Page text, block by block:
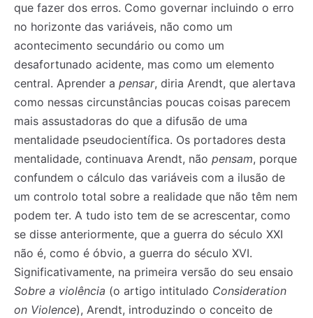
que fazer dos erros. Como governar incluindo o erro
no horizonte das variáveis, não como um
acontecimento secundário ou como um
desafortunado acidente, mas como um elemento
central. Aprender a pensar, diria Arendt, que alertava
como nessas circunstâncias poucas coisas parecem
mais assustadoras do que a difusão de uma
mentalidade pseudocientífica. Os portadores desta
mentalidade, continuava Arendt, não pensam, porque
confundem o cálculo das variáveis com a ilusão de
um controlo total sobre a realidade que não têm nem
podem ter. A tudo isto tem de se acrescentar, como
se disse anteriormente, que a guerra do século XXI
não é, como é óbvio, a guerra do século XVI.
Significativamente, na primeira versão do seu ensaio
Sobre a violência (o artigo intitulado Consideration
on Violence), Arendt, introduzindo o conceito de